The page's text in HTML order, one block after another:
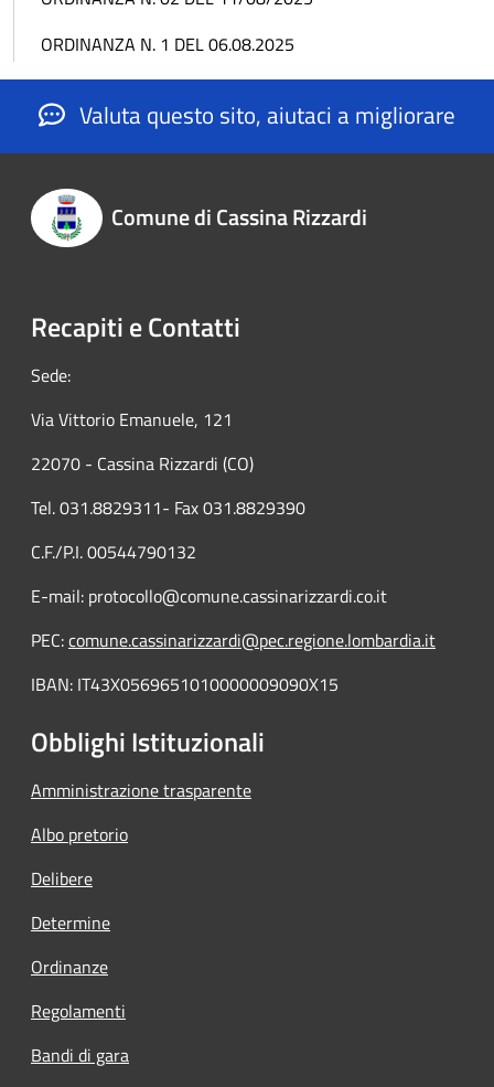
ORDINANZA N. 1 DEL 06.08.2025
Valuta questo sito, aiutaci a migliorare
Comune di Cassina Rizzardi
Recapiti e Contatti
Sede:
Via Vittorio Emanuele, 121
22070 - Cassina Rizzardi (CO)
Tel. 031.8829311- Fax 031.8829390
C.F./P.I. 00544790132
E-mail: protocollo@comune.cassinarizzardi.co.it
PEC:comune.cassinarizzardi@pec.regione.lombardia.it
IBAN: IT43X0569651010000009090X15
Obblighi Istituzionali
Amministrazione trasparente
Albo pretorio
Delibere
Determine
Ordinanze
Regolamenti
Bandi di gara